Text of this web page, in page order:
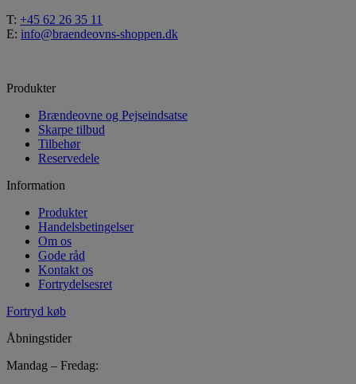
T: +45 62 26 35 11
E: info@braendeovns-shoppen.dk
Produkter
Brændeovne og Pejseindsatse
Skarpe tilbud
Tilbehør
Reservedele
Information
Produkter
Handelsbetingelser
Om os
Gode råd
Kontakt os
Fortrydelsesret
Fortryd køb
Åbningstider
Mandag – Fredag: